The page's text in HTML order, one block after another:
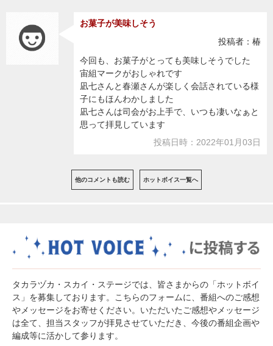
お菓子が美味しそう
投稿者：椿
今回も、お菓子がとっても美味しそうでした
宙組マークがおしゃれです
凪七さんと春瀬さんが楽しく会話されている様
子にもほんわかしました
凪七さんは司会がお上手で、いつも凄いなぁと
思って拝見しています
投稿日時：2022年01月03日
他のコメントも読む ホットボイス一覧へ
タカラヅカ・スカイ・ステージでは、皆さまからの「ホットボイ
ス」を募集しております。こちらのフォームに、番組へのご感想
やメッセージをお寄せください。いただいたご感想やメッセージ
は全て、担当スタッフが拝見させていただき、今後の番組企画や
編成等に活かして参ります。